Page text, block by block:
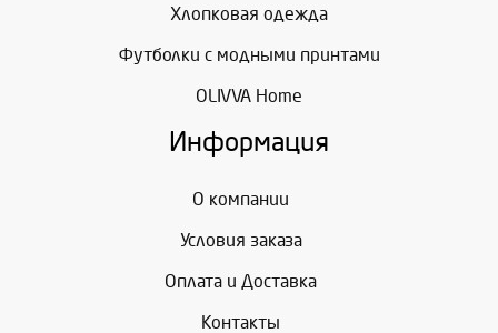
Хлопковая одежда
Футболки с модными принтами
OLIVVA Home
Информация
О компании
Условия заказа
Оплата и Доставка
Контакты